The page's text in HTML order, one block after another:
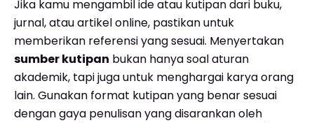
Jika kamu mengambil ide atau kutipan dari buku,
jurnal, atau artikel online, pastikan untuk
memberikan referensi yang sesuai. Menyertakan
sumber kutipan bukan hanya soal aturan
akademik, tapi juga untuk menghargai karya orang
lain. Gunakan format kutipan yang benar sesuai
dengan gaya penulisan yang disarankan oleh